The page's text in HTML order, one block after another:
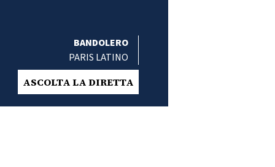
BANDOLERO
PARIS LATINO
ASCOLTA LA DIRETTA